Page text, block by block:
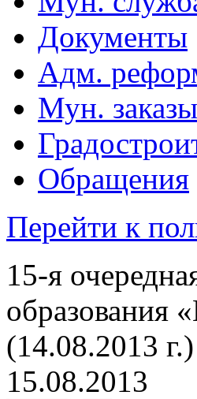
Документы
Адм.
Мун. заказы
Обращения
Перейти к
15-я
образования
(14.08.2013 г.)
15.08.2013